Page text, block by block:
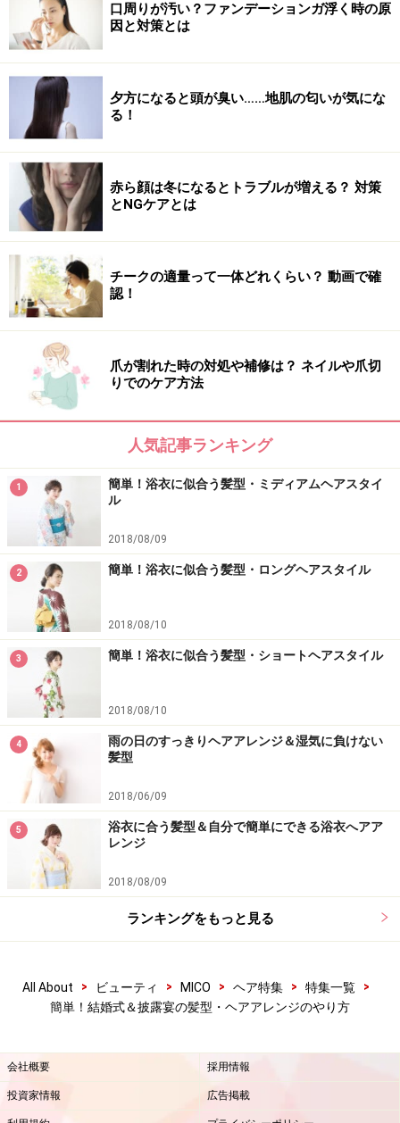
口周りが汚い？ファンデーションガ浮く時の原
因と対策とは
夕方になると頭が臭い……地肌の匂いが気にな
る！
赤ら顔は冬になるとトラブルが増える？ 対策
とNGケアとは
チークの適量って一体どれくらい？ 動画で確
認！
爪が割れた時の対処や補修は？ ネイルや爪切
りでのケア方法
人気記事ランキング
1
簡単！浴衣に似合う髪型・ミディアムヘアスタイ
ル
2018/08/09
2 簡単！浴衣に似合う髪型・ロングヘアスタイル
2018/08/10
3 簡単！浴衣に似合う髪型・ショートヘアスタイル
2018/08/10
4
雨の日のすっきりヘアアレンジ＆湿気に負けない
髪型
2018/06/09
5
浴衣に合う髪型＆自分で簡単にできる浴衣へアア
レンジ
2018/08/09
ランキングをもっと見る
All About > ビューティ > MICO > ヘア特集 > 特集一覧
>
簡単！結婚式＆披露宴の髪型・ヘアアレンジのやり方
会社概要 採用情報
投資家情報 広告掲載